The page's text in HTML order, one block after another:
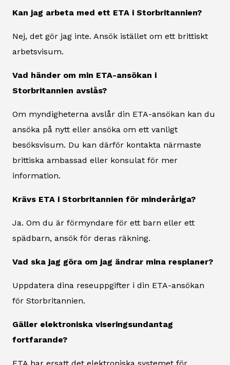
Kan jag arbeta med ett ETA i Storbritannien?
Nej, det gör jag inte. Ansök istället om ett brittiskt
arbetsvisum.
Vad händer om min ETA-ansökan i
Storbritannien avslås?
Om myndigheterna avslår din ETA-ansökan kan du
ansöka på nytt eller ansöka om ett vanligt
besöksvisum. Du kan därför kontakta närmaste
brittiska ambassad eller konsulat för mer
information.
Krävs ETA i Storbritannien för minderåriga?
Ja. Om du är förmyndare för ett barn eller ett
spädbarn, ansök för deras räkning.
Vad ska jag göra om jag ändrar mina resplaner?
Uppdatera dina reseuppgifter i din ETA-ansökan
för Storbritannien.
Gäller elektroniska viseringsundantag
fortfarande?